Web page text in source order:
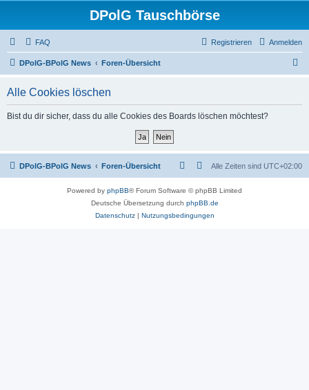
DPolG Tauschbörse
FAQ Anmelden
Registrieren
DPolG-BPolG News Foren-Übersicht
Alle Cookies löschen
Bist du dir sicher, dass du alle Cookies des Boards löschen möchtest?
DPolG-BPolG News Foren-Übersicht Alle Zeiten sind UTC+02:00
Powered by phpBB® Forum Software © phpBB Limited
Deutsche Übersetzung durch phpBB.de
Datenschutz| Nutzungsbedingungen